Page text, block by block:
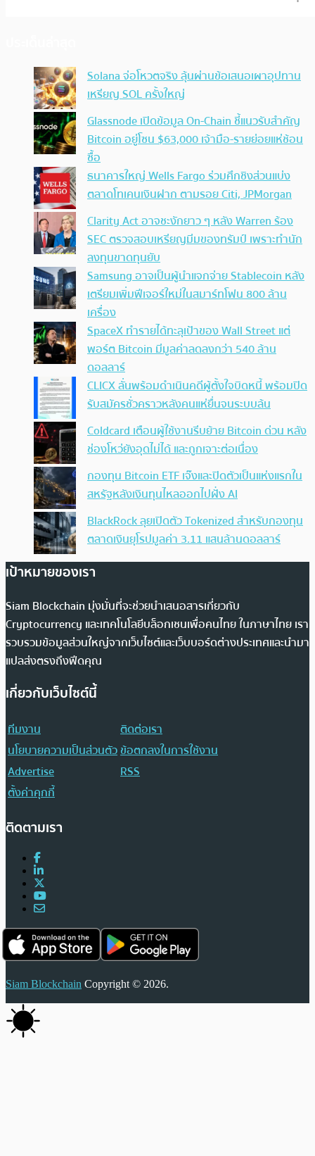
Solana จ่อโหวตจริง ลุ้นผ่านข้อเสนอเผาอุปทาน
เหรียญ SOL ครั้งใหญ่
Glassnode เปิดข้อมูล On-Chain ชี้แนวรับสำคัญ
Bitcoin อยู่โซน $63,000 เจ้ามือ-รายย่อยแห่ช้อน
ซื้อ
ธนาคารใหญ่ Wells Fargo ร่วมศึกชิงส่วนแบ่ง
ตลาดโทเคนเงินฝาก ตามรอย Citi, JPMorgan
Clarity Act อาจชะงักยาว ๆ หลัง Warren ร้อง
SEC ตรวจสอบเหรียญมีมของทรัมป์ เพราะทำนัก
ลงทุนขาดทุนยับ
Samsung อาจเป็นผู้นำแจกจ่าย Stablecoin หลัง
เตรียมเพิ่มฟีเจอร์ใหม่ในสมาร์ทโฟน 800 ล้าน
เครื่อง
SpaceX ทำรายได้ทะลุเป้าของ Wall Street แต่
พอร์ต Bitcoin มีมูลค่าลดลงกว่า 540 ล้าน
ดอลลาร์
CLICX ลั่นพร้อมดำเนินคดีผู้ตั้งใจบิดหนี้ พร้อมปิด
รับสมัครชั่วคราวหลังคนแห่ยื่นจนระบบล้น
Coldcard เตือนผู้ใช้งานรีบย้าย Bitcoin ด่วน หลัง
ช่องโหว่ยังอุดไม่ได้ และถูกเจาะต่อเนื่อง
กองทุน Bitcoin ETF เจ๊งและปิดตัวเป็นแห่งแรกใน
สหรัฐหลังเงินทุนไหลออกไปฝั่ง AI
BlackRock ลุยเปิดตัว Tokenized สำหรับกองทุน
ตลาดเงินยุโรปมูลค่า 3.11 แสนล้านดอลลาร์
เป้าหมายของเรา
Siam Blockchain มุ่งมั่นที่จะช่วยนำเสนอสารเกี่ยวกับ
Cryptocurrency และเทคโนโลยีบล็อกเชนเพื่อคนไทย ในภาษาไทย เรา
รวบรวมข้อมูลส่วนใหญ่จากเว็บไซต์และเว็บบอร์ดต่างประเทศและนำมา
แปลส่งตรงถึงฟีดคุณ
เกี่ยวกับเว็บไซต์นี้
ทีมงาน
ติดต่อเรา
นโยบายความเป็นส่วนตัวข้อตกลงในการใช้งาน
Advertise
RSS
ตั้งค่าคุกกี้
ติดตามเรา
Siam Blockchain Copyright © 2026.